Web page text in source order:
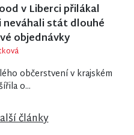
v Liberci přilákal
neváhali stát dlouhé
objednávky
občerstvení v krajském
o...
články